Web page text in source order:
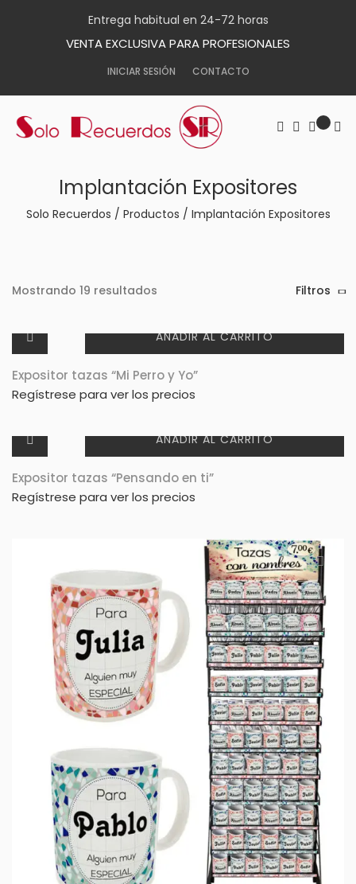
Entrega habitual en 24-72 horas
VENTA EXCLUSIVA PARA PROFESIONALES
INICIAR SESIÓN CONTACTO
Implantación Expositores
Solo Recuerdos / Productos / Implantación Expositores
Mostrando 19 resultados Filtros
AÑADIR AL CARRITO
Expositor tazas “Mi Perro y Yo”
Regístrese para ver los precios
AÑADIR AL CARRITO
Expositor tazas “Pensando en ti”
Regístrese para ver los precios